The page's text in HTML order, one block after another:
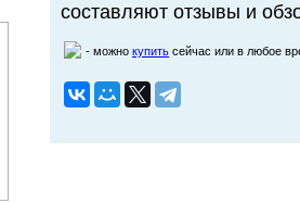
составляют отзывы и
- можно купить сейчас или в любое